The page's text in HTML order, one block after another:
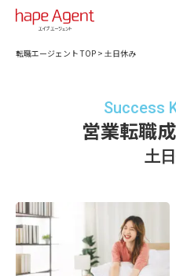
転職エージェント TOP > 土日休み
Success
営業転職
土